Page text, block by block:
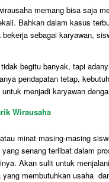
memang bisa saja
Bahkan dalam kasus
sebagai karyawan,
begitu banyak, tapi
pendapatan tetap,
menjadi karyawan
Wirausaha
minat masing-masing
senang terlibat dalam
Akan sulit untuk
membutuhkan usaha